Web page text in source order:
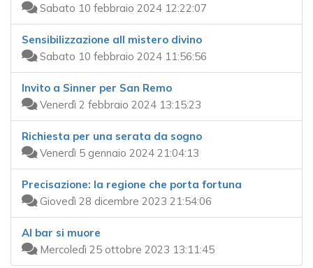
Sabato 10 febbraio 2024 12:22:07
Sensibilizzazione all mistero divino
Sabato 10 febbraio 2024 11:56:56
Invito a Sinner per San Remo
Venerdì 2 febbraio 2024 13:15:23
Richiesta per una serata da sogno
Venerdì 5 gennaio 2024 21:04:13
Precisazione: la regione che porta fortuna
Giovedì 28 dicembre 2023 21:54:06
Al bar si muore
Mercoledì 25 ottobre 2023 13:11:45